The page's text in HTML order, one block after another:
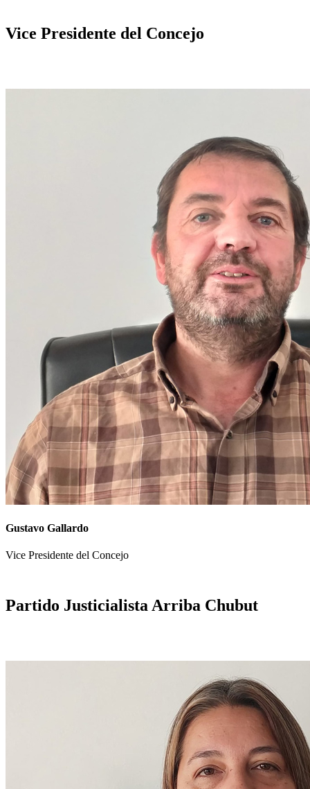
Vice Presidente del Concejo
Gustavo Gallardo
Vice Presidente del Concejo
Partido Justicialista Arriba Chubut